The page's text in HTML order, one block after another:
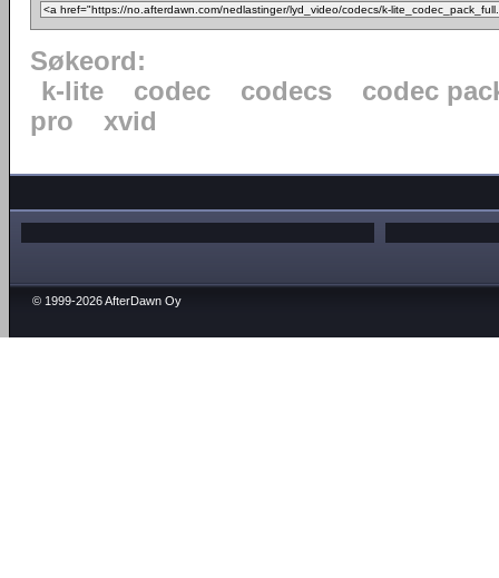
Søkeord:
k-lite
codec codecs
codec
pro
xvid
© 1999-2026 AfterDawn Oy